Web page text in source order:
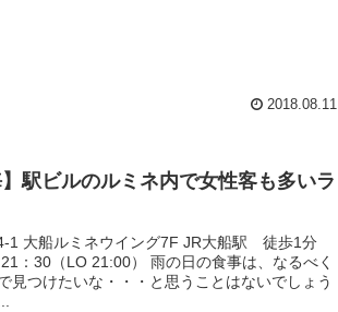
2018.08.11
】駅ビルのルミネ内で女性客も多いラ
1 大船ルミネウイング7F JR大船駅 徒歩1分
：30（LO 21:00） 雨の日の食事は、なるべく
見つけたいな・・・と思うことはないでしょう